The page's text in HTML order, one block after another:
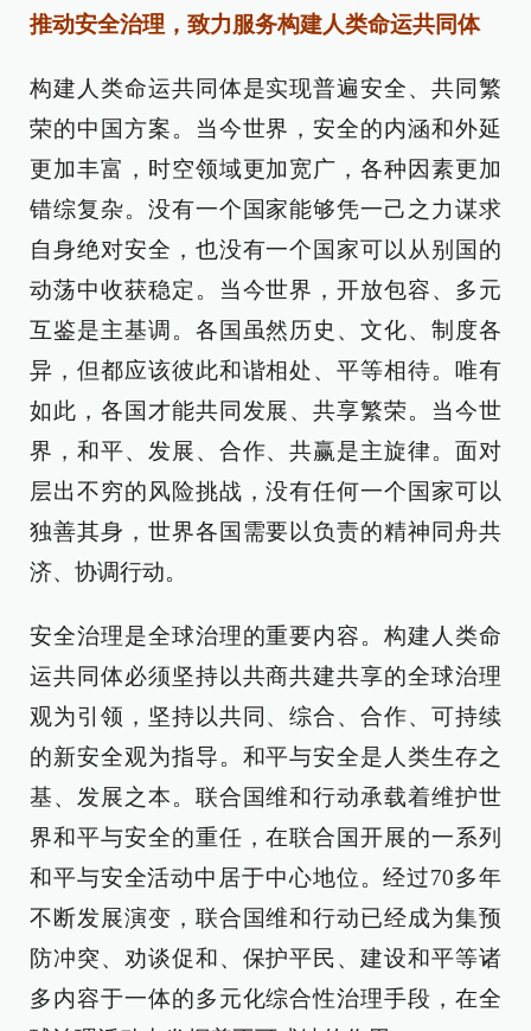
推动安全治理，致力服务构建人类命运共同体
构建人类命运共同体是实现普遍安全、共同繁
荣的中国方案。当今世界，安全的内涵和外延
更加丰富，时空领域更加宽广，各种因素更加
错综复杂。没有一个国家能够凭一己之力谋求
自身绝对安全，也没有一个国家可以从别国的
动荡中收获稳定。当今世界，开放包容、多元
互鉴是主基调。各国虽然历史、文化、制度各
异，但都应该彼此和谐相处、平等相待。唯有
如此，各国才能共同发展、共享繁荣。当今世
界，和平、发展、合作、共赢是主旋律。面对
层出不穷的风险挑战，没有任何一个国家可以
独善其身，世界各国需要以负责的精神同舟共
济、协调行动。
安全治理是全球治理的重要内容。构建人类命
运共同体必须坚持以共商共建共享的全球治理
观为引领，坚持以共同、综合、合作、可持续
的新安全观为指导。和平与安全是人类生存之
基、发展之本。联合国维和行动承载着维护世
界和平与安全的重任，在联合国开展的一系列
和平与安全活动中居于中心地位。经过70多年
不断发展演变，联合国维和行动已经成为集预
防冲突、劝谈促和、保护平民、建设和平等诸
多内容于一体的多元化综合性治理手段，在全